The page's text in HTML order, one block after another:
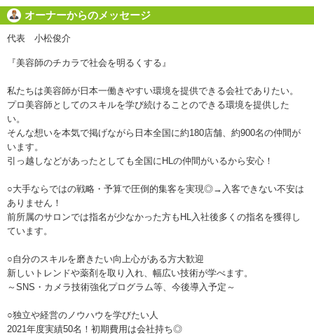
オーナーからのメッセージ
代表 小松俊介
『美容師のチカラで社会を明るくする』
私たちは美容師が日本一働きやすい環境を提供できる会社でありたい。
プロ美容師としてのスキルを学び続けることのできる環境を提供した
い。
そんな想いを本気で掲げながら日本全国に約180店舗、約900名の仲間が
います。
引っ越しなどがあったとしても全国にHLの仲間がいるから安心！
○大手ならではの戦略・予算で圧倒的集客を実現◎→入客できない不安は
ありません！
前所属のサロンでは指名が少なかった方もHL入社後多くの指名を獲得し
ています。
○自分のスキルを磨きたい向上心がある方大歓迎
新しいトレンドや薬剤を取り入れ、幅広い技術が学べます。
～SNS・カメラ技術強化プログラム等、今後導入予定～
○独立や経営のノウハウを学びたい人
2021年度実績50名！初期費用は会社持ち◎